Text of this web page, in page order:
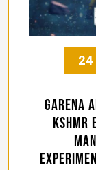
Garena